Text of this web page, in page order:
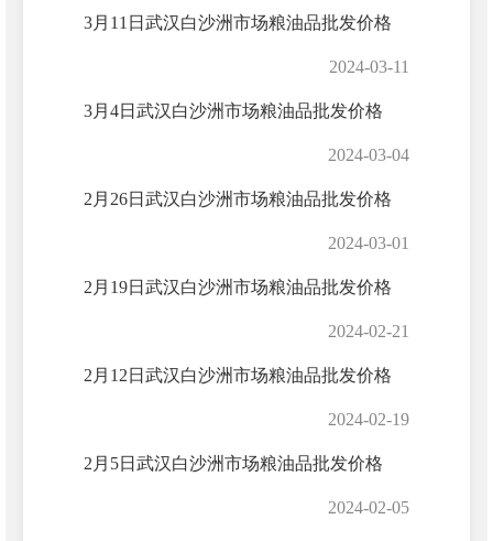
3月11日武汉白沙洲市场粮油品批发价格
2024-03-11
3月4日武汉白沙洲市场粮油品批发价格
2024-03-04
2月26日武汉白沙洲市场粮油品批发价格
2024-03-01
2月19日武汉白沙洲市场粮油品批发价格
2024-02-21
2月12日武汉白沙洲市场粮油品批发价格
2024-02-19
2月5日武汉白沙洲市场粮油品批发价格
2024-02-05